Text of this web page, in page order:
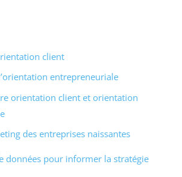
client
entrepreneuriale
orientation client et orientation
des entreprises naissantes
données pour informer la stratégie